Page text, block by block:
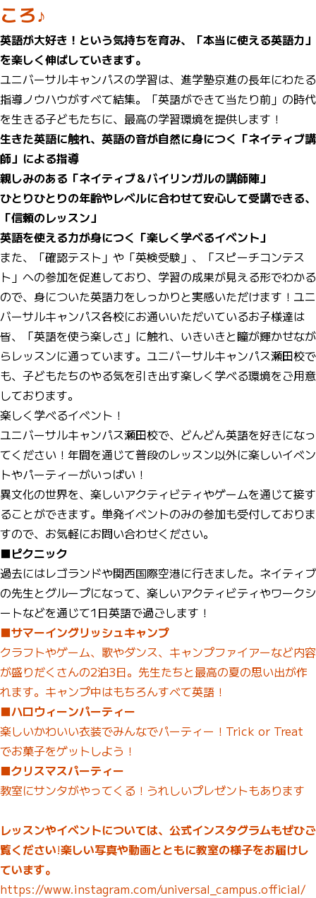
ころ♪
英語が大好き！という気持ちを育み、「本当に使える英語力」
を楽しく伸ばしていきます。
ユニバーサルキャンパスの学習は、進学塾京進の長年にわたる
指導ノウハウがすべて結集。「英語ができて当たり前」の時代
を生きる子どもたちに、最高の学習環境を提供します！
生きた英語に触れ、英語の音が自然に身につく「ネイティブ講
師」による指導
親しみのある「ネイティブ＆バイリンガルの講師陣」
ひとりひとりの年齢やレベルに合わせて安心して受講できる、
「信頼のレッスン」
英語を使える力が身につく「楽しく学べるイベント」
また、「確認テスト」や「英検受験」、「スピーチコンテス
ト」への参加を促進しており、学習の成果が見える形でわかる
ので、身についた英語力をしっかりと実感いただけます！ユニ
バーサルキャンパス各校にお通いいただいているお子様達は
皆、「英語を使う楽しさ」に触れ、いきいきと瞳が輝かせなが
らレッスンに通っています。ユニバーサルキャンパス瀬田校で
も、子どもたちのやる気を引き出す楽しく学べる環境をご用意
しております。
楽しく学べるイベント！
ユニバーサルキャンパス瀬田校で、どんどん英語を好きになっ
てください！年間を通じて普段のレッスン以外に楽しいイベン
トやパーティーがいっぱい！
異文化の世界を、楽しいアクティビティやゲームを通じて接す
ることができます。単発イベントのみの参加も受付しておりま
すので、お気軽にお問い合わせください。
■ピクニック
過去にはレゴランドや関西国際空港に行きました。ネイティブ
の先生とグループになって、楽しいアクティビティやワークシ
ートなどを通じて1日英語で過ごします！
■サマーイングリッシュキャンプ
クラフトやゲーム、歌やダンス、キャンプファイアーなど内容
が盛りだくさんの2泊3日。先生たちと最高の夏の思い出が作
れます。キャンプ中はもちろんすべて英語！
■ハロウィーンパーティー
楽しいかわいい衣装でみんなでパーティー！Trick or Treat
でお菓子をゲットしよう！
■クリスマスパーティー
教室にサンタがやってくる！うれしいプレゼントもあります
レッスンやイベントについては、公式インスタグラムもぜひご
覧ください!楽しい写真や動画とともに教室の様子をお届けし
ています。
https://www.instagram.com/universal_campus.official/